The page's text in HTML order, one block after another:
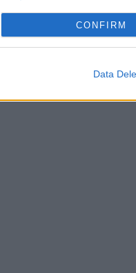
CONFIRM
Data